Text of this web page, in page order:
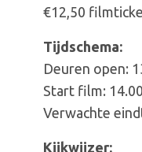
€12,50
Tijdschema:
Deuren open:
Start film:
Verwachte
Kijkwijzer: